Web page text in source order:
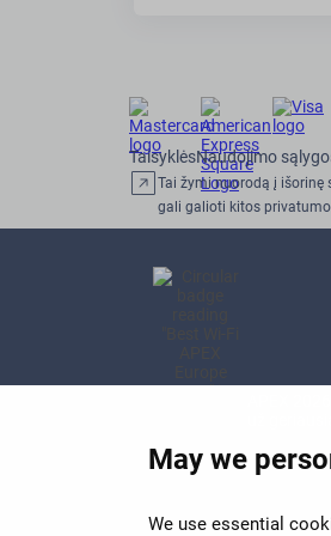
May we
We use essential
TaisyklėsNaudojimo
Tai žymi nuorodą į išorinę
gali galioti kitos